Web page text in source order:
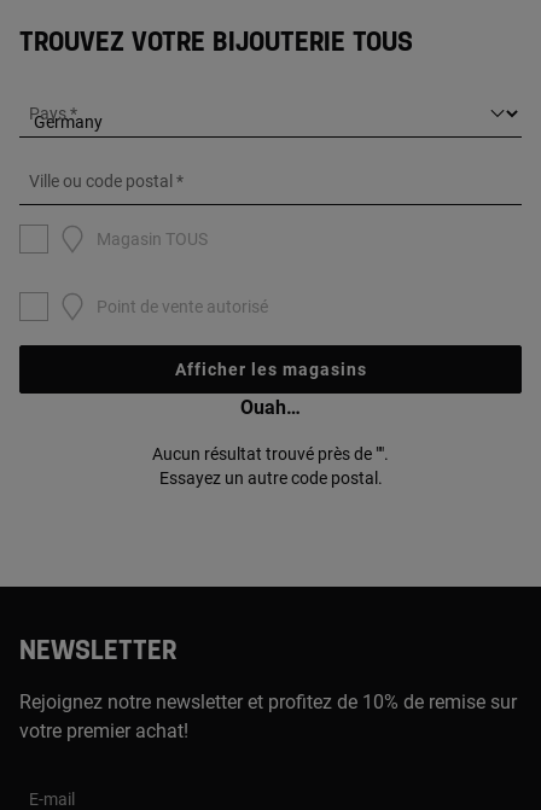
Trouvez votre bijouterie Tous
Ouah…
Aucun résultat trouvé près de "".
Essayez un autre code postal.
Pays
Ville ou code postal
Magasin TOUS
Point de vente autorisé
Afficher les magasins
NEWSLETTER
Rejoignez notre newsletter et profitez de 10% de remise sur
votre premier achat!
E-mail